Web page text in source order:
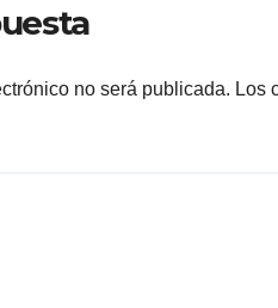
no será publicada. Los